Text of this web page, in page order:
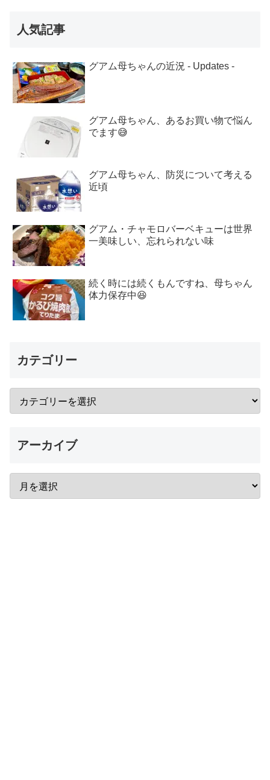
人気記事
グアム母ちゃんの近況 - Updates -
グアム母ちゃん、あるお買い物で悩ん
でます😅
グアム母ちゃん、防災について考える
近頃
グアム・チャモロバーベキューは世界
一美味しい、忘れられない味
続く時には続くもんですね、母ちゃん
体力保存中😆
カテゴリー
アーカイブ